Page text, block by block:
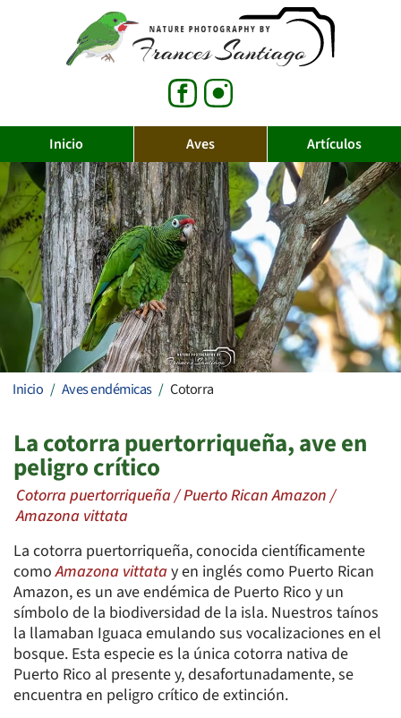
Inicio Aves Artículos
Inicio Aves endémicas Cotorra
La cotorra puertorriqueña, ave en
peligro crítico
Cotorra puertorriqueña / Puerto Rican Amazon /
Amazona vittata
La cotorra puertorriqueña, conocida científicamente
comoAmazona vittatay en inglés como Puerto Rican
Amazon, es un ave endémica de Puerto Rico y un
símbolo de la biodiversidad de la isla. Nuestros taínos
la llamaban Iguaca emulando sus vocalizaciones en el
bosque. Esta especie es la única cotorra nativa de
Puerto Rico al presente y, desafortunadamente, se
encuentra en peligro crítico de extinción.